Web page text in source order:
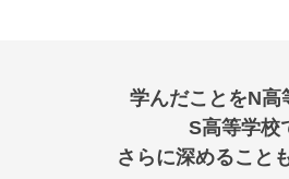
学んだことをN高
S高等学校
さらに深めること